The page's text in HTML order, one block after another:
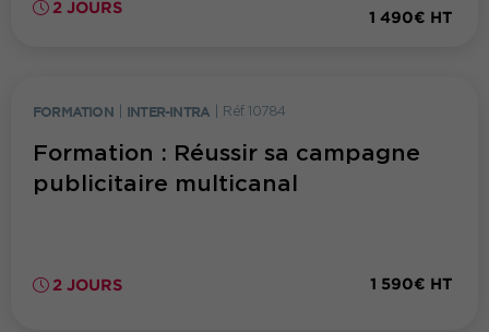
2 JOURS
1 490€ HT
FORMATION INTER-INTRA Réf. 10784
Formation : Réussir sa campagne
publicitaire multicanal
2 JOURS 1 590€ HT